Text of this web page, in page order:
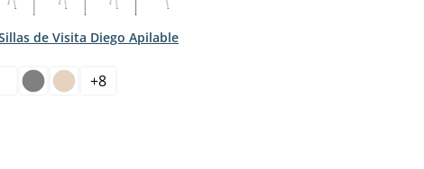
de Visita Diego Apilable
+8